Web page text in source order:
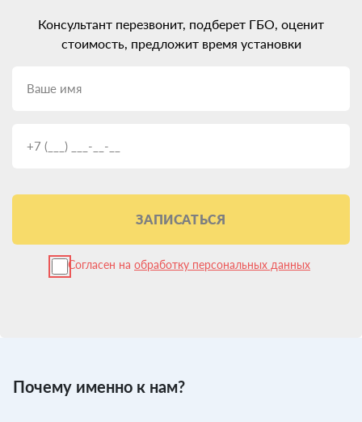
Консультант перезвонит, подберет ГБО, оценит
стоимость, предложит время установки
ЗАПИСАТЬСЯ
Согласен на обработку персональных данных
Почему именно к нам?